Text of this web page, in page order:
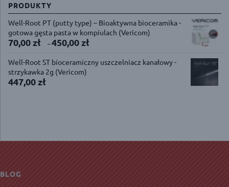
PRODUKTY
Well-Root PT (putty type) – Bioaktywna bioceramika -
gotowa gęsta pasta w kompiulach (Vericom)
70,00zł –450,00zł
Well-Root ST bioceramiczny uszczelniacz kanałowy -
strzykawka 2g (Vericom)
447,00zł
BLOG